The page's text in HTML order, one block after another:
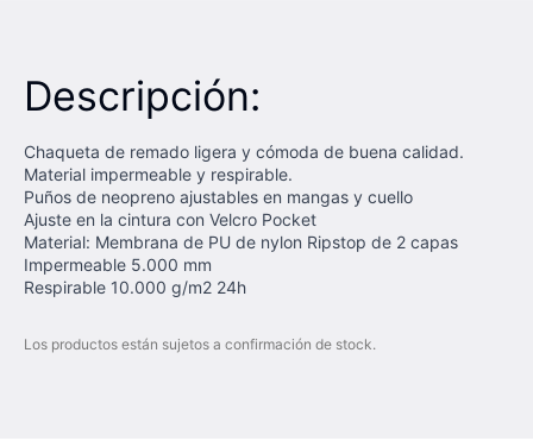
Descripción:
Chaqueta de remado ligera y cómoda de buena calidad.
Material impermeable y respirable.
Puños de neopreno ajustables en mangas y cuello
Ajuste en la cintura con Velcro Pocket
Material: Membrana de PU de nylon Ripstop de 2 capas
Impermeable 5.000 mm
Respirable 10.000 g/m2 24h
Los productos están sujetos a confirmación de stock.